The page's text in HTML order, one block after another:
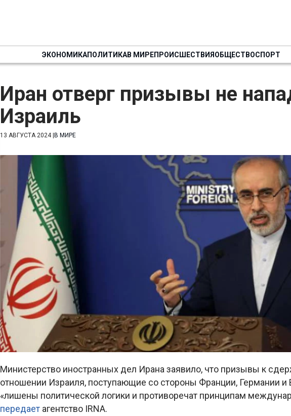
ЭКОНОМИКАПОЛИТИКАВ МИРЕПРОИСШЕСТВИЯОБЩЕСТВОСПОРТ
Иран отверг призывы не
Израиль
13 АВГУСТА 2024| В МИРЕ
Министерство иностранных дел Ирана заявило, что призывы к
отношении Израиля, поступающие со стороны Франции, Германии и
«лишены политической логики и противоречат принципам
передает агентство IRNA.